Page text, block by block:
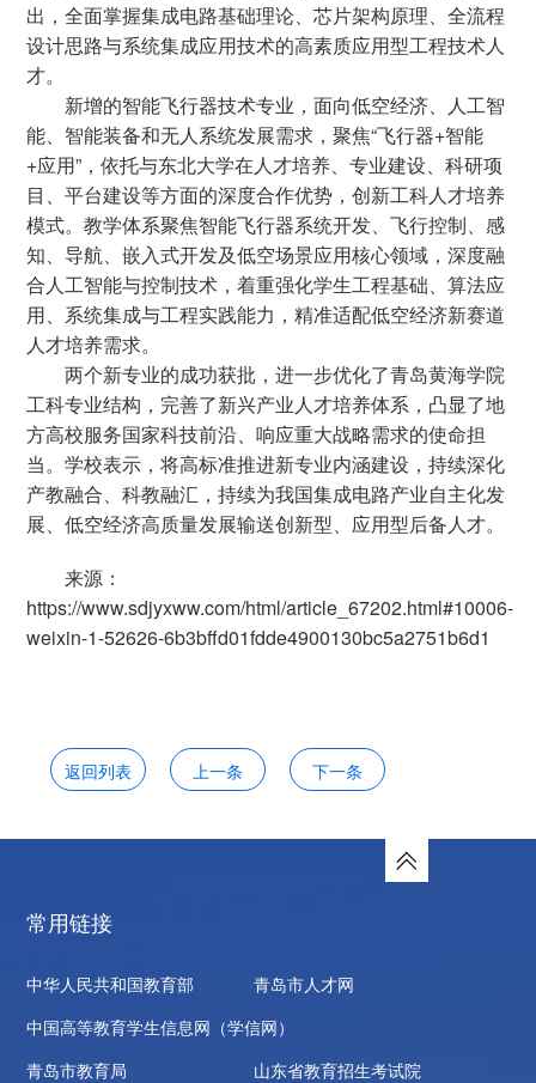
出，全面掌握集成电路基础理论、芯片架构原理、全流程
设计思路与系统集成应用技术的高素质应用型工程技术人
才。
新增的智能飞行器技术专业，面向低空经济、人工智
能、智能装备和无人系统发展需求，聚焦“飞行器+智能
+应用”，依托与东北大学在人才培养、专业建设、科研项
目、平台建设等方面的深度合作优势，创新工科人才培养
模式。教学体系聚焦智能飞行器系统开发、飞行控制、感
知、导航、嵌入式开发及低空场景应用核心领域，深度融
合人工智能与控制技术，着重强化学生工程基础、算法应
用、系统集成与工程实践能力，精准适配低空经济新赛道
人才培养需求。
两个新专业的成功获批，进一步优化了青岛黄海学院
工科专业结构，完善了新兴产业人才培养体系，凸显了地
方高校服务国家科技前沿、响应重大战略需求的使命担
当。学校表示，将高标准推进新专业内涵建设，持续深化
产教融合、科教融汇，持续为我国集成电路产业自主化发
展、低空经济高质量发展输送创新型、应用型后备人才。
来源：
https://www.sdjyxww.com/html/article_67202.html#10006-
weixin-1-52626-6b3bffd01fdde4900130bc5a2751b6d1
返回列表 上一条 下一条
常用链接
中华人民共和国教育部
青岛市人才网
中国高等教育学生信息网（学信网）
青岛市教育局
山东省教育招生考试院